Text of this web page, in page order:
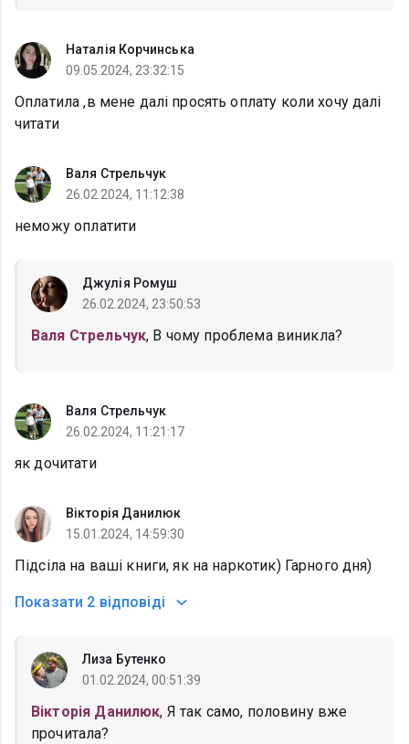
Наталія Корчинська
09.05.2024, 23:32:15
Оплатила ,в мене далі просять оплату коли хочу далі
читати
Валя Стрельчук
26.02.2024, 11:12:38
неможу оплатити
Джулія Ромуш
26.02.2024, 23:50:53
Валя Стрельчук, В чому проблема виникла?
Валя Стрельчук
26.02.2024, 11:21:17
як дочитати
Вікторія Данилюк
15.01.2024, 14:59:30
Підсіла на ваші книги, як на наркотик) Гарного дня)
Показати 2 відповіді
Лиза Бутенко
01.02.2024, 00:51:39
Вікторія Данилюк, Я так само, половину вже
прочитала?